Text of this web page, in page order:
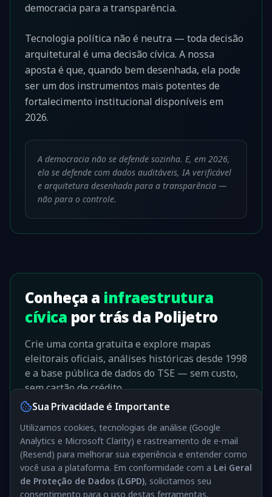
Sua Privacidade é Importante
Utilizamos cookies, tecnologias de análise (Google
Analytics e Microsoft Clarity) e rastreamento de e-mail
(Resend) para melhorar sua experiência e entender como
você usa a plataforma. Em conformidade com a Lei Geral
de Proteção de Dados (LGPD), solicitamos seu
consentimento para o uso destas ferramentas.
democracia para a transparência.
Tecnologia política não é neutra — toda decisão
arquitetural é uma decisão cívica. A nossa
aposta é que, quando bem desenhada, ela pode
ser um dos instrumentos mais potentes de
fortalecimento institucional disponíveis em
2026.
A democracia não se defende sozinha. E, em 2026,
ela se defende com dados auditáveis, IA verificável
e arquitetura desenhada para a transparência —
não para o controle.
Conheça a infraestrutura
cívica por trás da Polijetro
Crie uma conta gratuita e explore mapas
eleitorais oficiais, análises históricas desde 1998
e a base pública de dados do TSE — sem custo,
sem cartão de crédito.
Ler análise de Deepfakes